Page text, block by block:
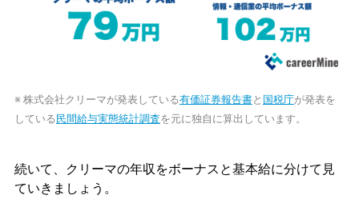
※ 株式会社クリーマが発表している有価証券報告書と 国税庁が発表を
している 民間給与実態統計調査を元に独自に算出しています。
続いて、クリーマの年収をボーナスと基本給に分けて見
ていきましょう。